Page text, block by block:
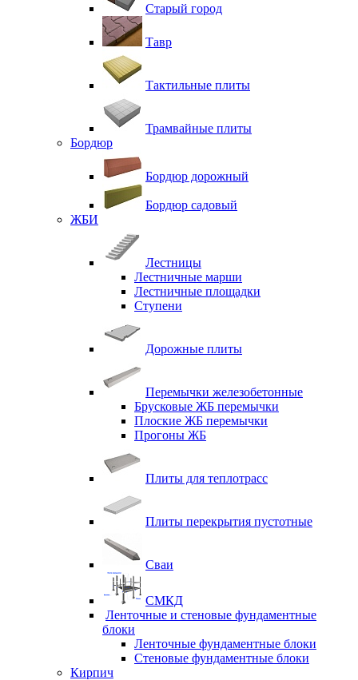
Старый город
Тавр
Тактильные плиты
Трамвайные плиты
Бордюр
Бордюр дорожный
Бордюр садовый
ЖБИ
Лестницы
Лестничные марши
Лестничные площадки
Ступени
Дорожные плиты
Перемычки железобетонные
Брусковые ЖБ перемычки
Плоские ЖБ перемычки
Прогоны ЖБ
Плиты для теплотрасс
Плиты перекрытия пустотные
Сваи
СМКД
Ленточные и стеновые фундаментные
блоки
Ленточные фундаментные блоки
Стеновые фундаментные блоки
Кирпич